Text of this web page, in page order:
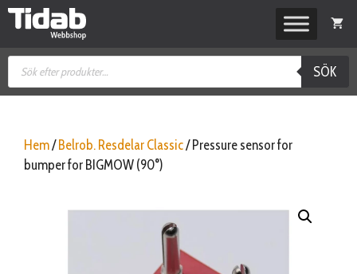
Hoppa
Produktsökning
SÖK
Hem/ Belrob. Resdelar Classic/ Pressure sensor for
bumper for BIGMOW (90°)